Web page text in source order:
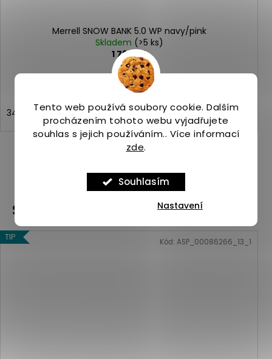
Tento web používá soubory cookie. Dalším
procházením tohoto webu vyjadřujete
souhlas s jejich používáním.. Více informací
zde.
Souhlasím
Nastavení
Merrell SNOW BANK 5.0 WP navy/pink
Skladem (>5 ks)
1 799 Kč
34 35 36 37 38 29 31
ZOBRAZIT VŠECHNY PODOBNÉ PRODUKTY
Související produkty
TIP Kód: ASP_00086266_13_1